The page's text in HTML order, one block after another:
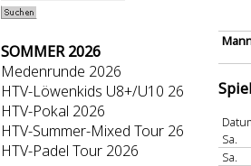
SOMMER 2026
Medenrunde 2026
HTV-Löwenkids U8+/U10 26
HTV-Pokal 2026
HTV-Summer-Mixed Tour 26
HTV-Padel Tour 2026
Sa.
Sa.